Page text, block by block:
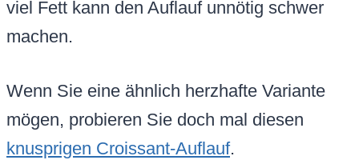
viel Fett kann den Auflauf unnötig schwer
machen.
Wenn Sie eine ähnlich herzhafte Variante
mögen, probieren Sie doch mal diesen
knusprigen Croissant-Auflauf.